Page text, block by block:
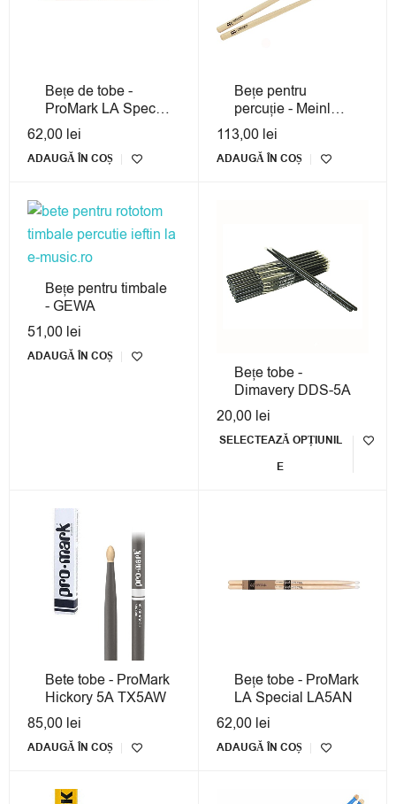
Bețe de tobe -
ProMark LA Special
LA5BN
62,00 lei
ADAUGĂ ÎN COȘ
Bețe pentru
percuție - Meinl
MPM1 Percussion
Mallets
113,00 lei
ADAUGĂ ÎN COȘ
Bețe pentru timbale
- GEWA
51,00 lei
ADAUGĂ ÎN COȘ
Bețe tobe -
Dimavery DDS-5A
20,00 lei
SELECTEAZĂ OPȚIUNIL
E
Bete tobe - ProMark
Hickory 5A TX5AW
85,00 lei
ADAUGĂ ÎN COȘ
Bețe tobe - ProMark
LA Special LA5AN
62,00 lei
ADAUGĂ ÎN COȘ